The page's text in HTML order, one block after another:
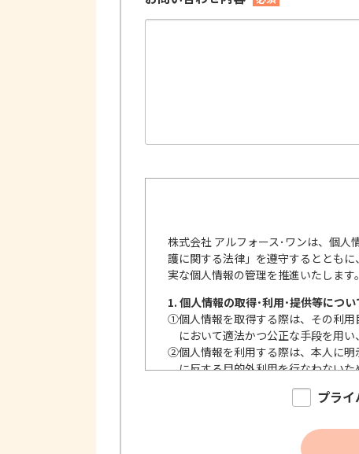
株式会社 アルフォース･ワンは、個
護に関する法律」を遵守するととも
実な個人情報の管理を推進いたします。
1. 個人情報の取得･利用･提供等につい
①個人情報を取得する際は、その利
において適法かつ公正な手段を用い
②個人情報を利用する際は、本人に
に反する目的外利用を行なわない
個人情報を第三者に提供またはそ
内で、適法にこれを行います。
個人情報の正確性およびその利用の
プライ